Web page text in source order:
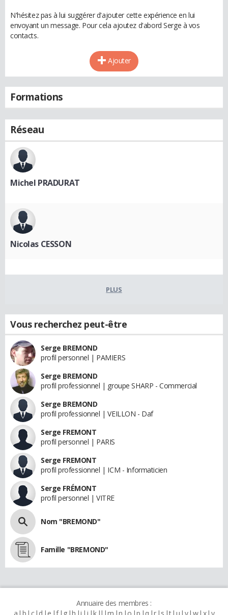
N'hésitez pas à lui suggérer d'ajouter cette expérience en lui
envoyant un message. Pour cela ajoutez d'abord Serge à vos
contacts.
Ajouter
Formations
Réseau
Michel PRADURAT
Nicolas CESSON
PLUS
Vous recherchez peut-être
Serge BREMOND
profil personnel | PAMIERS
Serge BREMOND
profil professionnel | groupe SHARP - Commercial
Serge BREMOND
profil professionnel | VEILLON - Daf
Serge FREMONT
profil personnel | PARIS
Serge FREMONT
profil professionnel | ICM - Informaticien
Serge FRÉMONT
profil personnel | VITRE
Nom "BREMOND"
Famille "BREMOND"
Annuaire des membres :